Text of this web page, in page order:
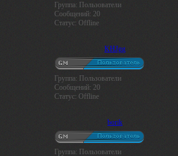
Группа: Пользователи
Сообщений: 20
Статус: Offline
KHJgg
Группа: Пользователи
Сообщений: 20
Статус: Offline
borik
Группа: Пользователи